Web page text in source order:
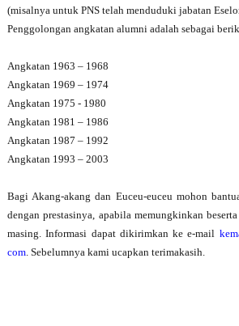
(misalnya untuk PNS telah menduduki jabatan
Penggolongan angkatan alumni adalah sebagai
Angkatan 1963 – 1968
Angkatan 1969 – 1974
Angkatan 1975 - 1980
Angkatan 1981 – 1986
Angkatan 1987 – 1992
Angkatan 1993 – 2003
Bagi Akang-akang dan Euceu-euceu mohon
dengan prestasinya, apabila memungkinkan
masing. Informasi dapat dikirimkan ke e-mail
com. Sebelumnya kami ucapkan terimakasih.